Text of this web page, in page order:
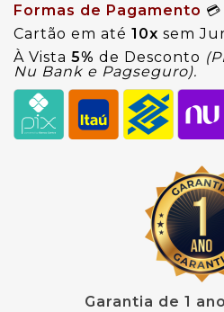
Formas de Pagamento 💳
Cartão em até 10x sem
À Vista 5% de Desconto
Nu Bank e Pagseguro).
Garantia de 1